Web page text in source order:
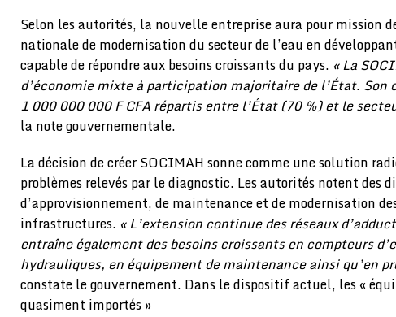
Selon les autorités, la nouvelle entreprise aura pour mission
nationale de modernisation du secteur de l’eau en
capable de répondre aux besoins croissants du pays. « La
d’économie mixte à participation majoritaire de l’État. Son
1 000 000 000 F CFA répartis entre l’État (70 %) et le
la note gouvernementale.
La décision de créer SOCIMAH sonne comme une solution
problèmes relevés par le diagnostic. Les autorités notent des
d’approvisionnement, de maintenance et de modernisation
infrastructures. « L’extension continue des réseaux
entraîne également des besoins croissants en compteurs
hydrauliques, en équipement de maintenance ainsi qu’en
constate le gouvernement. Dans le dispositif actuel, les «
quasiment importés »